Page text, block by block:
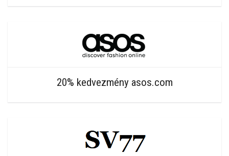
20% kedvezmény asos.com